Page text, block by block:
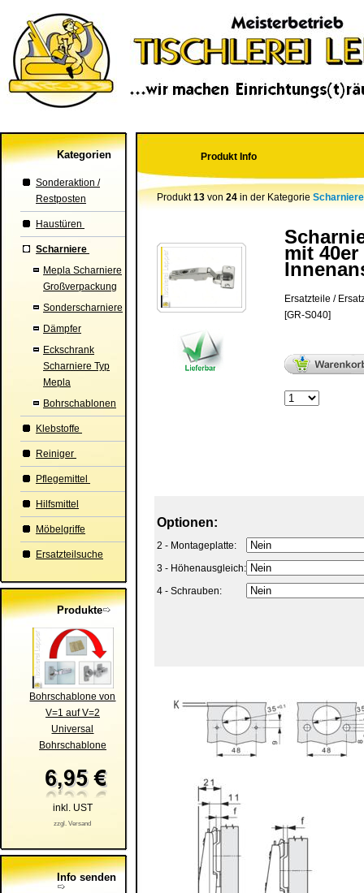
Kategorien
Sonderaktion /
Restposten
Haustüren
Scharniere
Mepla Scharniere
Großverpackung
Sonderscharniere
Dämpfer
Eckschrank
Scharniere Typ
Mepla
Bohrschablonen
Klebstoffe
Reiniger
Pflegemittel
Hilfsmittel
Möbelgriffe
Ersatzteilsuche
Produkte
Bohrschablone von
V=1 auf V=2
Universal
Bohrschablone
inkl. UST
zzgl. Versand
Info senden
Produkt Info
Produkt13 von24in der KategorieScharniere
mit
Ersatzteile /
[GR-S040]
Optionen:
2 - Montageplatte:
3 - Höhenausgleich:
4 - Schrauben: